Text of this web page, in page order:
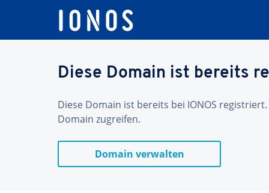
Diese Domain ist bereits
Diese Domain ist bereits bei IONOS
Domain zugreifen.
Domain verwalten